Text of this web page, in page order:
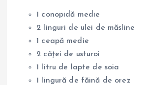
1 conopidă medie
2 linguri de ulei de măsline
1 ceapă medie
2 căței de usturoi
1 litru de lapte de soia
1 lingură de făină de orez